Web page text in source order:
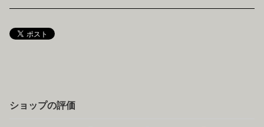
ショップの評価